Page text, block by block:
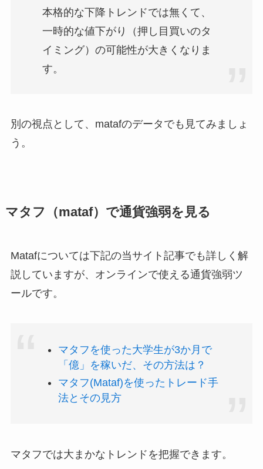
本格的な下降トレンドでは無くて、
一時的な値下がり（押し目買いのタ
イミング）の可能性が大きくなりま
す。
別の視点として、matafのデータでも見てみましょ
う。
マタフ（mataf）で通貨強弱を見る
Matafについては下記の当サイト記事でも詳しく解
説していますが、オンラインで使える通貨強弱ツ
ールです。
マタフを使った大学生が3か月で
「億」を稼いだ、その方法は？
マタフ(Mataf)を使ったトレード手
法とその見方
マタフでは大まかなトレンドを把握できます。